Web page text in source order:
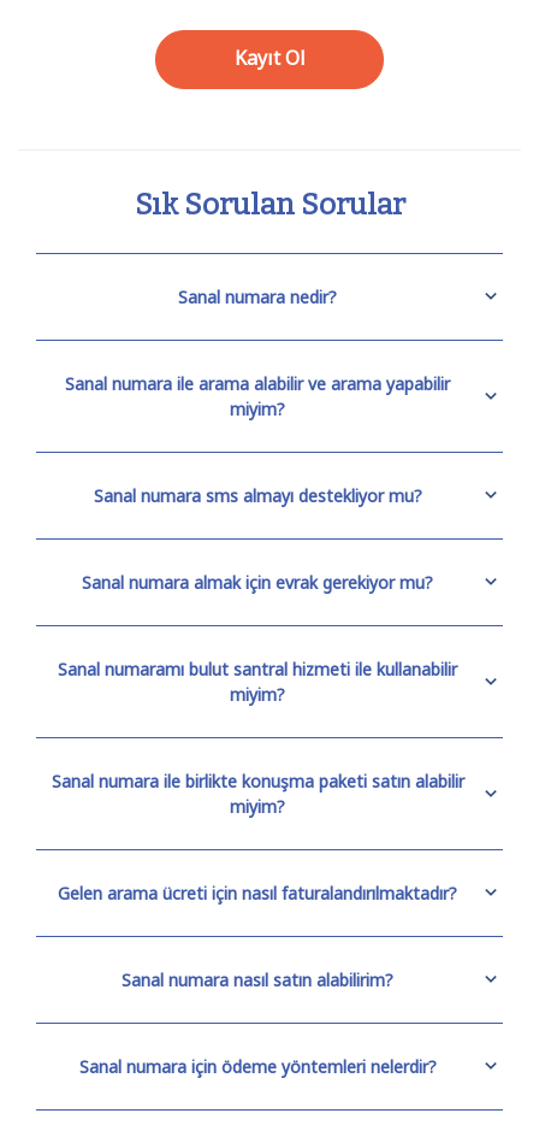
Kayıt Ol
Sık Sorulan Sorular
Sanal numara nedir?
Sanal numara ile arama alabilir ve arama yapabilir
miyim?
Sanal numara sms almayı destekliyor mu?
Sanal numara almak için evrak gerekiyor mu?
Sanal numaramı bulut santral hizmeti ile kullanabilir
miyim?
Sanal numara ile birlikte konuşma paketi satın alabilir
miyim?
Gelen arama ücreti için nasıl faturalandırılmaktadır?
Sanal numara nasıl satın alabilirim?
Sanal numara için ödeme yöntemleri nelerdir?